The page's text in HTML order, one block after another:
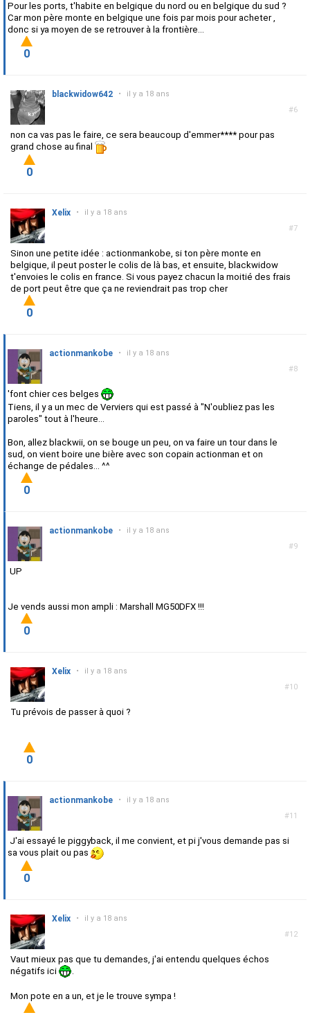
Pour les ports, t'habite en belgique du nord ou en belgique du sud ?
Car mon père monte en belgique une fois par mois pour acheter,
donc si ya moyen de se retrouver à la frontière...
0
#6
blackwidow642 • il y a 18 ans
non ca vas pas le faire, ce sera beaucoup d'emmer**** pour pas
grand chose au final
0
#7
Xelix • il y a 18 ans
Sinon une petite idée : actionmankobe, si ton père monte en
belgique, il peut poster le colis de là bas, et ensuite, blackwidow
t'envoies le colis en france. Si vous payez chacun la moitié des frais
de port peut être que ça ne reviendrait pas trop cher
0
#8
actionmankobe • il y a 18 ans
'font chier ces belges
Tiens, il y a un mec de Verviers qui est passé à "N'oubliez pas les
paroles" tout à l'heure...
Bon, allez blackwii, on se bouge un peu, on va faire un tour dans le
sud, on vient boire une bière avec son copain actionman et on
échange de pédales... ^^
0
#9
actionmankobe • il y a 18 ans
UP
Je vends aussi mon ampli : Marshall MG50DFX !!!
0
#10
Xelix • il y a 18 ans
Tu prévois de passer à quoi ?
0
#11
actionmankobe • il y a 18 ans
J'ai essayé le piggyback, il me convient, et pi j'vous demande pas si
sa vous plait ou pas
0
#12
Xelix • il y a 18 ans
Vaut mieux pas que tu demandes, j'ai entendu quelques échos
négatifs ici
.
Mon pote en a un, et je le trouve sympa !